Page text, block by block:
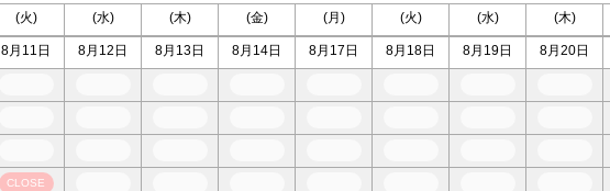
(火)
8月11日
CLOSE
(水)
8月12日
(木)
8月13日
(金)
8月14日
(月)
8月17日
(火)
8月18日
(水)
8月19日
(木)
8月20日